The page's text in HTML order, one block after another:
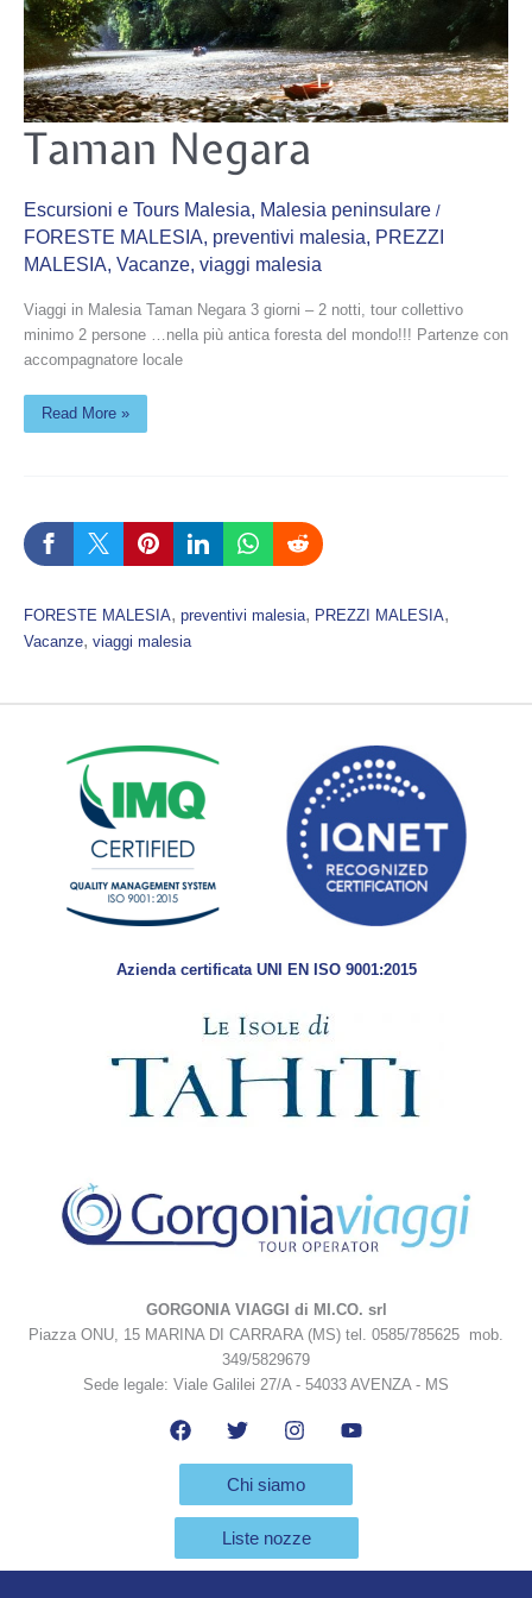
Taman Negara
Escursioni e Tours Malesia, Malesia peninsulare /
FORESTE MALESIA, preventivi malesia, PREZZI
MALESIA, Vacanze, viaggi malesia
Viaggi in Malesia Taman Negara 3 giorni – 2 notti, tour collettivo
minimo 2 persone …nella più antica foresta del mondo!!! Partenze con
accompagnatore locale
Taman
Negara
Read More »
FORESTE MALESIA, preventivi malesia, PREZZI MALESIA
Vacanze, viaggi malesia
Azienda certificata UNI EN ISO 9001:2015
GORGONIA VIAGGI di MI.CO. srl
Piazza ONU, 15 MARINA DI CARRARA (MS) tel. 0585/785625 mob.
349/5829679
Sede legale: Viale Galilei 27/A - 54033 AVENZA - MS
Chi siamo
Liste nozze